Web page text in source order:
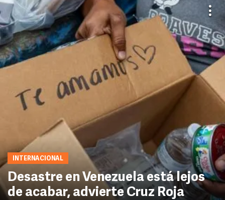
INTERNACIONAL
Desastre en Venezuela está lejos
de acabar, advierte Cruz Roja